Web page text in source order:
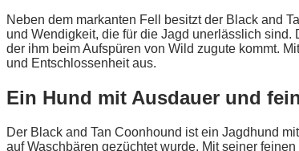
Neben dem markanten Fell besitzt der Black and
und Wendigkeit, die für die Jagd unerlässlich
der ihm beim Aufspüren von Wild zugute kommt.
und Entschlossenheit aus.
Ein Hund mit Ausdauer und
Der Black and Tan Coonhound ist ein Jagdhund
auf Waschbären gezüchtet wurde. Mit seiner